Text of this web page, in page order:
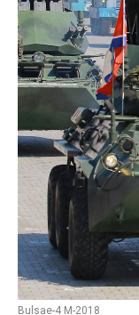
Bulsae-4 M-2018